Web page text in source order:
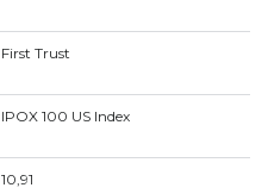
First Trust
IPOX 100 US Index
10,91